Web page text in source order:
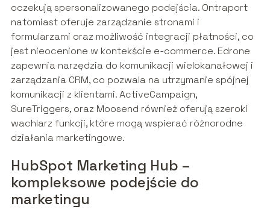
oczekują spersonalizowanego podejścia. Ontraport
natomiast oferuje zarządzanie stronami i
formularzami oraz możliwość integracji płatności, co
jest nieocenione w kontekście e-commerce. Edrone
zapewnia narzędzia do komunikacji wielokanałowej i
zarządzania CRM, co pozwala na utrzymanie spójnej
komunikacji z klientami. ActiveCampaign,
SureTriggers, oraz Moosend również oferują szeroki
wachlarz funkcji, które mogą wspierać różnorodne
działania marketingowe.
HubSpot Marketing Hub –
kompleksowe podejście do
marketingu